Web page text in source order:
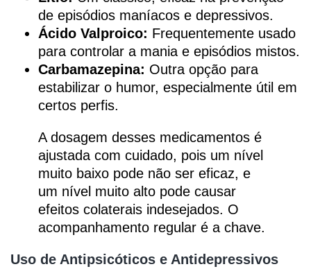
de episódios maníacos e depressivos.
Ácido Valproico: Frequentemente usado
para controlar a mania e episódios mistos.
Carbamazepina: Outra opção para
estabilizar o humor, especialmente útil em
certos perfis.
A dosagem desses medicamentos é
ajustada com cuidado, pois um nível
muito baixo pode não ser eficaz, e
um nível muito alto pode causar
efeitos colaterais indesejados. O
acompanhamento regular é a chave.
Uso de Antipsicóticos e Antidepressivos